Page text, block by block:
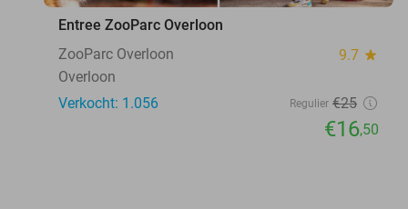
Entree ZooParc Overloon
ZooParc Overloon
9.7 star
Overloon
Verkocht: 1.056
Regulier €25
€16,50